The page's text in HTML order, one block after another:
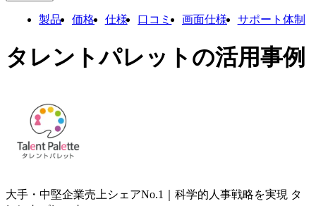
製品 価格 仕様 口コミ 画面仕様 サポート体制
タレントパレット の活用事例
大手・中堅企業売上シェアNo.1｜科学的人事戦略を実現 タ